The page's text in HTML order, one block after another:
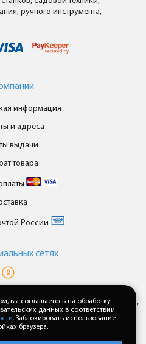
ручного инструмента,
информация
и адреса
выдачи
товара
России
сетях
соглашениякаждый раз,
в любой форме обратной связи на
enkor24.ru
вы соглашаетесь на обработку
данных в соответствии
Заблокировать использование
браузера.